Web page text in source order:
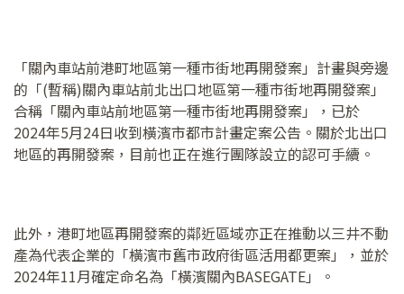
「關內車站前港町地區第一種市街地再開發案」計畫與旁邊
的「(暫稱)關內車站前北出口地區第一種市街地再開發案」
合稱「關內車站前地區第一種市街地再開發案」，已於
2024年5月24日收到橫濱市都市計畫定案公告。關於北出口
地區的再開發案，目前也正在進行團隊設立的認可手續。
此外，港町地區再開發案的鄰近區域亦正在推動以三井不動
產為代表企業的「橫濱市舊市政府街區活用都更案」，並於
2024年11月確定命名為「橫濱關內BASEGATE」。